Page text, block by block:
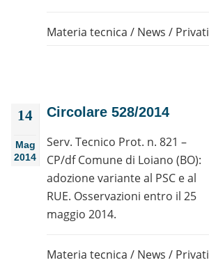
Materia tecnica / News / Privati
14
Mag
2014
Circolare 528/2014
Serv. Tecnico Prot. n. 821 –
CP/df Comune di Loiano (BO):
adozione variante al PSC e al
RUE. Osservazioni entro il 25
maggio 2014.
Materia tecnica / News / Privati